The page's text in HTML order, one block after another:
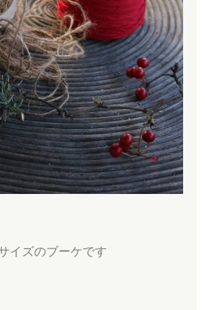
イズのブーケです